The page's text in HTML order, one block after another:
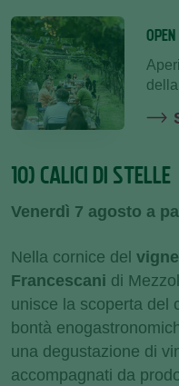
10) CALICI DI STELLE
Venerdì 7 agosto a
Nella cornice del
Francescani di
unisce la scoperta del
bontà
una degustazione di
accompagnati da